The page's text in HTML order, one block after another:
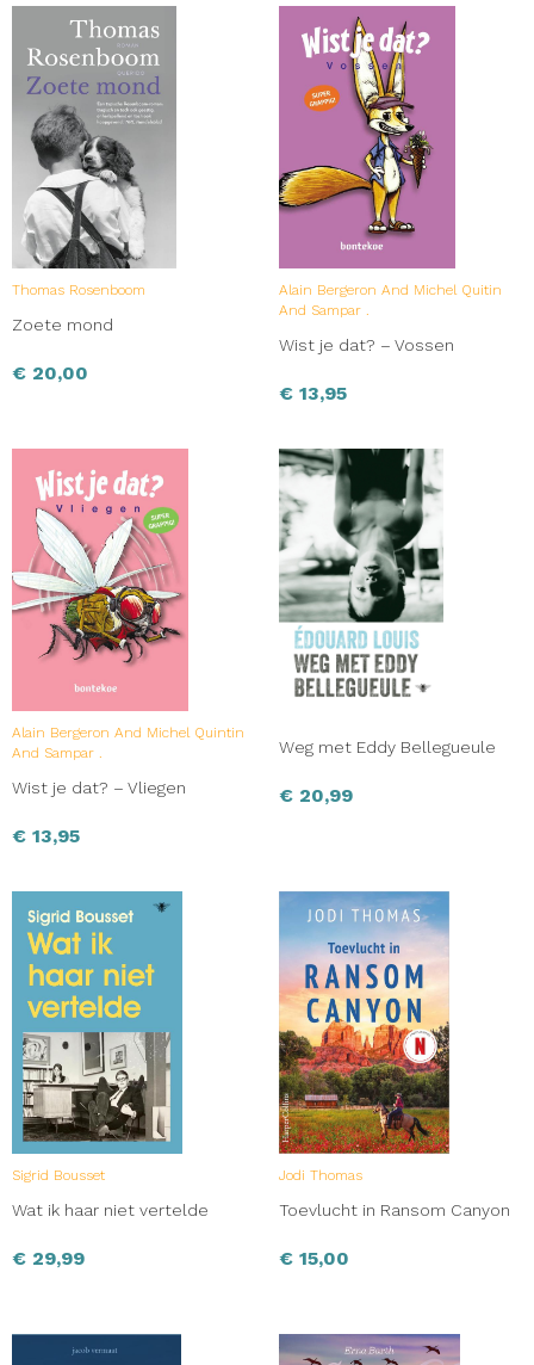
Thomas Rosenboom
Zoete mond
€ 20,00
Alain Bergeron And Michel Quitin
And Sampar .
Wist je dat? – Vossen
€ 13,95
Alain Bergeron And Michel Quintin
And Sampar .
Wist je dat? – Vliegen
€ 13,95
Weg met Eddy Bellegueule
€ 20,99
Sigrid Bousset
Wat ik haar niet vertelde
€ 29,99
Jodi Thomas
Toevlucht in Ransom Canyon
€ 15,00